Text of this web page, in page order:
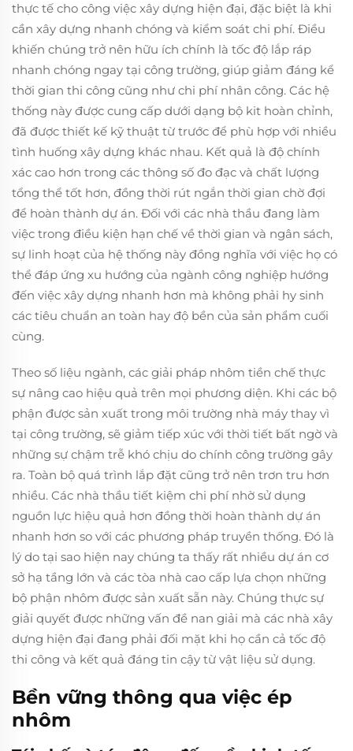
thực tế cho công việc xây dựng hiện đại, đặc biệt là khi
cần xây dựng nhanh chóng và kiểm soát chi phí. Điều
khiến chúng trở nên hữu ích chính là tốc độ lắp ráp
nhanh chóng ngay tại công trường, giúp giảm đáng kể
thời gian thi công cũng như chi phí nhân công. Các hệ
thống này được cung cấp dưới dạng bộ kit hoàn chỉnh,
đã được thiết kế kỹ thuật từ trước để phù hợp với nhiều
tình huống xây dựng khác nhau. Kết quả là độ chính
xác cao hơn trong các thông số đo đạc và chất lượng
tổng thể tốt hơn, đồng thời rút ngắn thời gian chờ đợi
để hoàn thành dự án. Đối với các nhà thầu đang làm
việc trong điều kiện hạn chế về thời gian và ngân sách,
sự linh hoạt của hệ thống này đồng nghĩa với việc họ có
thể đáp ứng xu hướng của ngành công nghiệp hướng
đến việc xây dựng nhanh hơn mà không phải hy sinh
các tiêu chuẩn an toàn hay độ bền của sản phẩm cuối
cùng.
Theo số liệu ngành, các giải pháp nhôm tiền chế thực
sự nâng cao hiệu quả trên mọi phương diện. Khi các bộ
phận được sản xuất trong môi trường nhà máy thay vì
tại công trường, sẽ giảm tiếp xúc với thời tiết bất ngờ và
những sự chậm trễ khó chịu do chính công trường gây
ra. Toàn bộ quá trình lắp đặt cũng trở nên trơn tru hơn
nhiều. Các nhà thầu tiết kiệm chi phí nhờ sử dụng
nguồn lực hiệu quả hơn đồng thời hoàn thành dự án
nhanh hơn so với các phương pháp truyền thống. Đó là
lý do tại sao hiện nay chúng ta thấy rất nhiều dự án cơ
sở hạ tầng lớn và các tòa nhà cao cấp lựa chọn những
bộ phận nhôm được sản xuất sẵn này. Chúng thực sự
giải quyết được những vấn đề nan giải mà các nhà xây
dựng hiện đại đang phải đối mặt khi họ cần cả tốc độ
thi công và kết quả đáng tin cậy từ vật liệu sử dụng.
Bền vững thông qua việc ép
nhôm